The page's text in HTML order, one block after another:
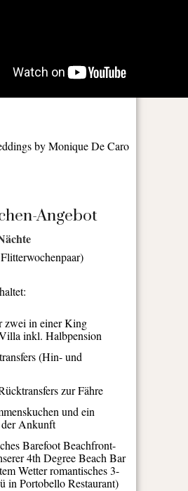
by Monique De Caro
Angebot
zwei in einer King
inkl. Halbpension
(Hin- und
zur Fähre
und ein
Ankunft
Barefoot Beachfront-
4th Degree Beach Bar
Wetter romantisches 3-
in Portobello Restaurant)